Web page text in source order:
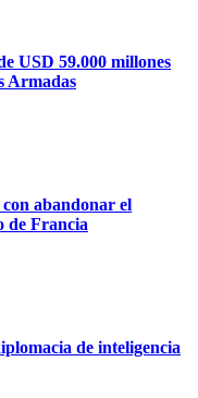
USD 59.000 millones
Armadas
abandonar el
de Francia
de inteligencia